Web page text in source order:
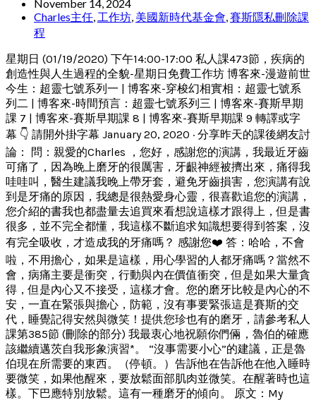
November 14, 2024
Charles主任, 工作坊, 美國新時代基金會,賽斯隱私刪除課
程
星期日 (01/19/2020) 下午14:00-17:00 私人課473節，疾病的
創造性與人生過程的全貌-星期日免費工作坊 博客來-漫遊前世
今生：超靈七號系列一 | 博客來-穿梭幻相實相：超靈七號系
列二 | 博客來-時間預言：超靈七號系列三 | 博客來-賽斯早期
課 7 | 博客來-賽斯早期課 8 | 博客來-賽斯早期課 9 轉譯或字
幕 👇 請開外掛字幕 January 20, 2020 · 分享昨天的課後網友討
論： 問：親愛的Charles ，您好，感謝您的演講，我最近牙齒
可痛了，因為晚上磨牙的很厲害，牙齦神經被擠出來，痛得我
哇哇叫，醫生建議我晚上帶牙套，避免牙齒損害，您演講有說
到是牙痛的原因，我總是很熱愛身心靈，很喜歡追您的演講，
您介紹的書我也都盡量去追買來看想說這樣才跟得上，但是書
很多，並不完全都懂，我這樣不斷追求知識想要得到答案，沒
有完全吸收，才造成我的牙痛嗎？ 感謝您❤️ 答：哈哈，不會
啦，不用擔心，如果是這樣，用心學習的人都牙痛嗎？當然不
會，病痛主要是衝突，行動與內在價值衝突，但是如果大量貪
得，但是內心又不接受，這樣才會。您的磨牙比較是內心的不
安，一直在緊張與擔心，防範，沒有事要緊張這是賽斯的交
代，睡覺記得安然與微笑！提供您珍也有的磨牙，請參考私人
課第385節 (刪除的部分) 我最衷心地祝願你們倆，魯伯的確應
該繼續邁茨自我形象演習*。 “沒事需要小心”的建議，正是魯
伯現在所需要的東西。（停頓。）告訴他在告訴他在他入睡時
要微笑，如果他醒來，要放鬆面部肌肉並微笑。在醒著時也這
樣。下巴應特別放鬆。這有一種磨牙的傾向。 原文：My